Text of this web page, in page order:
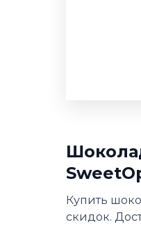
Купить
скидок.